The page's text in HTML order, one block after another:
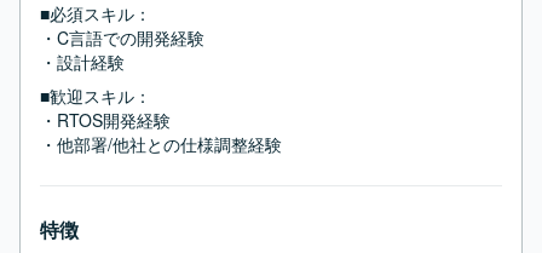
■必須スキル：
・C言語での開発経験
・設計経験
■歓迎スキル：
・RTOS開発経験
・他部署/他社との仕様調整経験
特徴